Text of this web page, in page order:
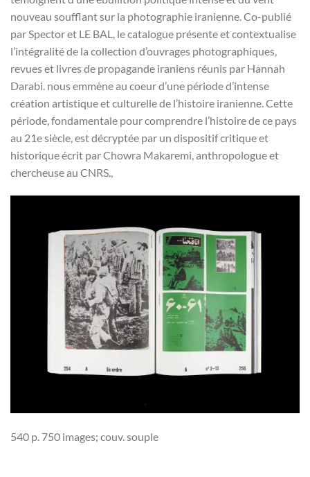
nouveau soufflant sur la photographie iranienne. Co-publié
par Spector et LE BAL, le catalogue présente et contextualise
l’intégralité de la collection d’ouvrages photographiques,
revues et livres de propagande iraniens réunis par Hannah
Darabi. nous emmène au coeur d’une période d’intense
création artistique et culturelle de l’histoire iranienne. Cette
période, fondamentale pour comprendre l’histoire de ce pays
au 21e siècle, est décryptée par un dispositif critique et
historique écrit par Chowra Makaremi, anthropologue et
chercheuse au CNRS.,
540 p. 750 images; couv. souple